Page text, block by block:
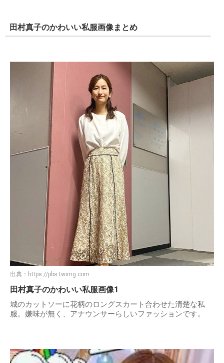
田村真子のかわいい私服画像まとめ
出典： https://pbs.twimg.com
田村真子のかわいい私服画像1
城のカットソーに花柄のロングスカート合わせた清楚な私
服。嫌味が無く、アナウンサーらしいファッションです。